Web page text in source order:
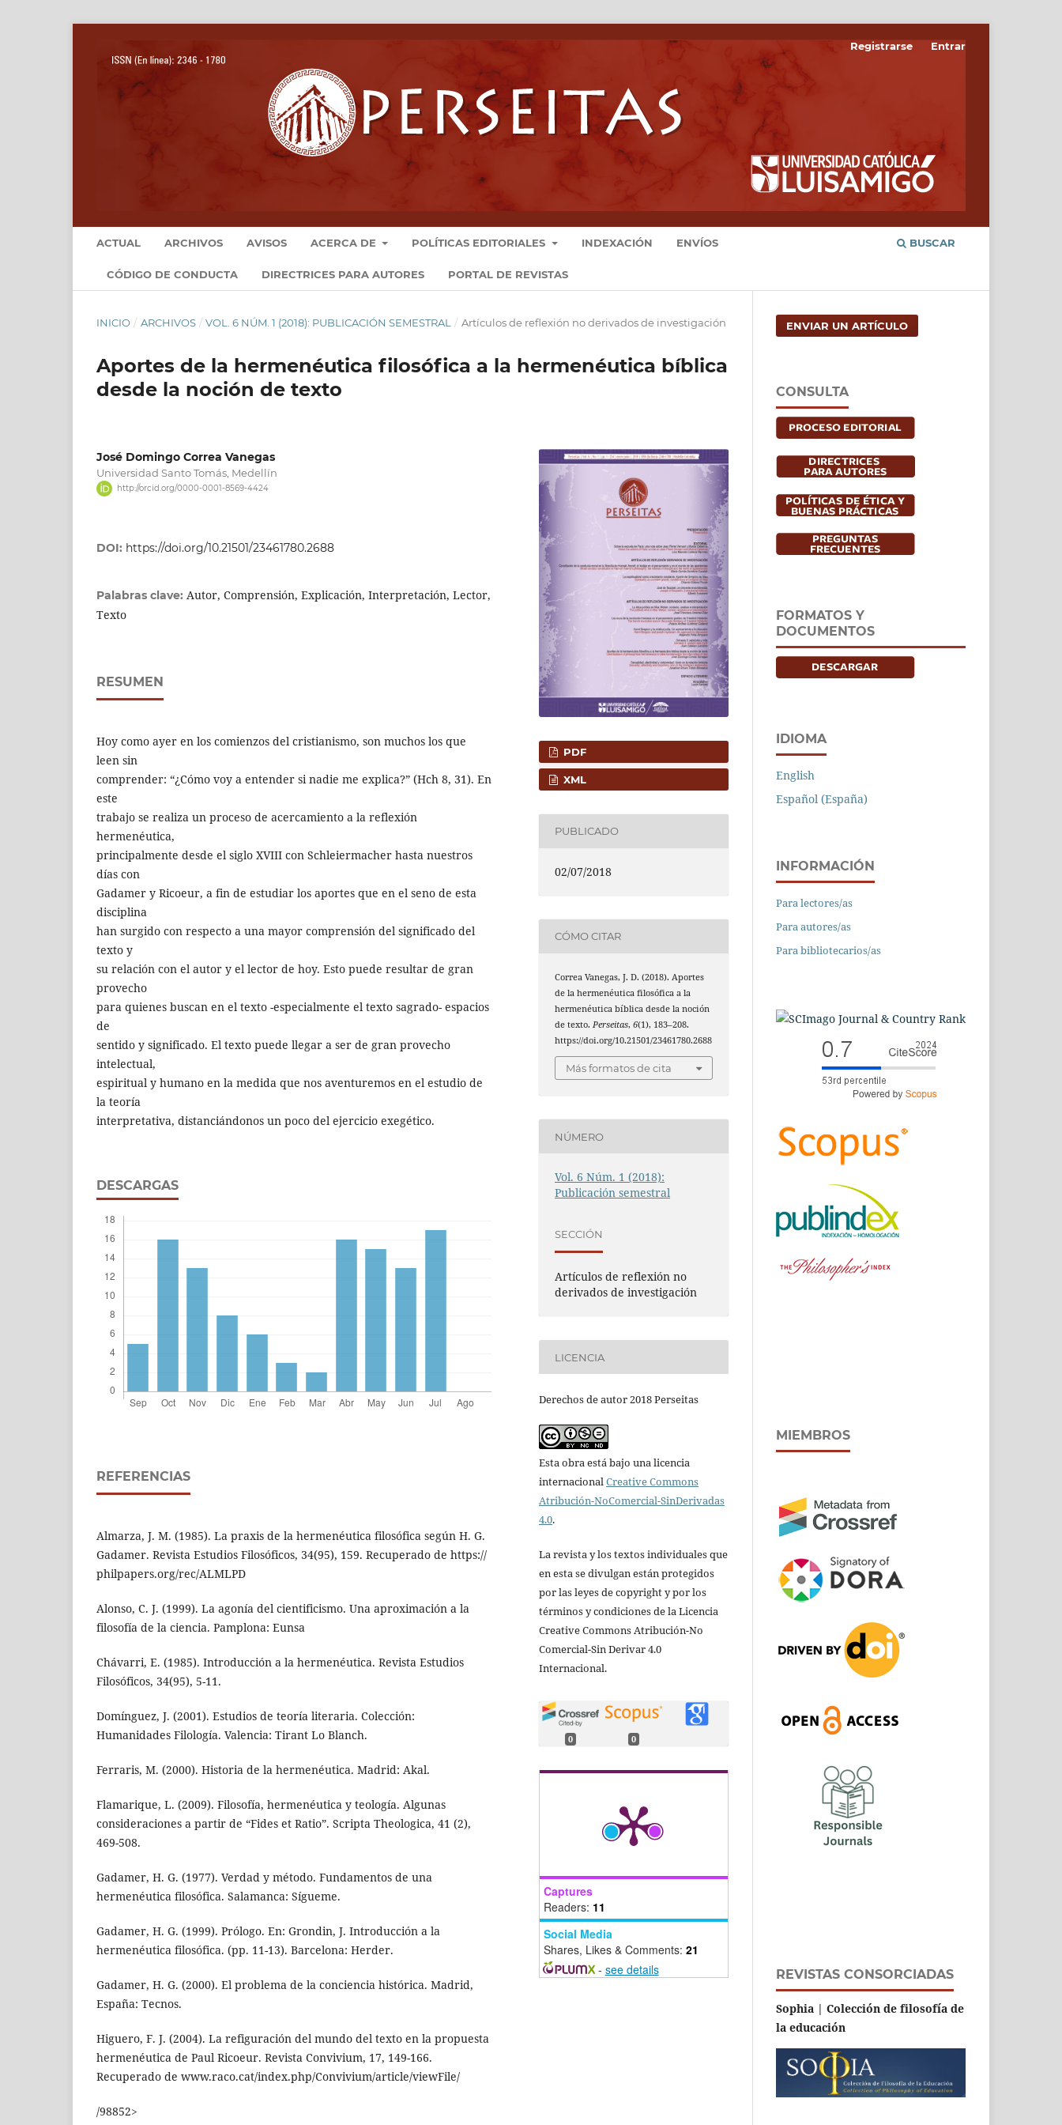
ACTUAL ARCHIVOS AVISOS ACERCA DE POLÍTICAS EDITORIALES INDEXACIÓN ENVÍOS
CÓDIGO DE CONDUCTA DIRECTRICES PARA AUTORES PORTAL DE REVISTAS
BUSCAR
Registrarse Entrar
INICIO / ARCHIVOS / VOL. 6 NÚM. 1 (2018): PUBLICACIÓN SEMESTRAL / Artículos de reflexión no derivados de investigación
Aportes de la hermenéutica filosófica a la hermenéutica bíblica
desde la noción de texto
José Domingo Correa Vanegas
Universidad Santo Tomás, Medellín
http://orcid.org/0000-0001-8569-4424
DOI: https://doi.org/10.21501/23461780.2688
Palabras clave: Autor, Comprensión, Explicación, Interpretación, Lector,
Texto
RESUMEN
Hoy como ayer en los comienzos del cristianismo, son muchos los que
leen sin
comprender: “¿Cómo voy a entender si nadie me explica?” (Hch 8, 31). En
este
trabajo se realiza un proceso de acercamiento a la reflexión
hermenéutica,
principalmente desde el siglo XVIII con Schleiermacher hasta nuestros
días con
Gadamer y Ricoeur, a fin de estudiar los aportes que en el seno de esta
disciplina
han surgido con respecto a una mayor comprensión del significado del
texto y
su relación con el autor y el lector de hoy. Esto puede resultar de gran
provecho
para quienes buscan en el texto -especialmente el texto sagrado- espacios
de
sentido y significado. El texto puede llegar a ser de gran provecho
intelectual,
espiritual y humano en la medida que nos aventuremos en el estudio de
la teoría
interpretativa, distanciándonos un poco del ejercicio exegético.
DESCARGAS
REFERENCIAS
Almarza, J. M. (1985). La praxis de la hermenéutica filosófica según H. G.
Gadamer. Revista Estudios Filosóficos, 34(95), 159. Recuperado de https://
philpapers.org/rec/ALMLPD
Alonso, C. J. (1999). La agonía del cientificismo. Una aproximación a la
filosofía de la ciencia. Pamplona: Eunsa
Chávarri, E. (1985). Introducción a la hermenéutica. Revista Estudios
Filosóficos, 34(95), 5-11.
Domínguez, J. (2001). Estudios de teoría literaria. Colección:
Humanidades Filología. Valencia: Tirant Lo Blanch.
Ferraris, M. (2000). Historia de la hermenéutica. Madrid: Akal.
Flamarique, L. (2009). Filosofía, hermenéutica y teología. Algunas
consideraciones a partir de “Fides et Ratio”. Scripta Theologica, 41 (2),
469-508.
Gadamer, H. G. (1977). Verdad y método. Fundamentos de una
hermenéutica filosófica. Salamanca: Sígueme.
Gadamer, H. G. (1999). Prólogo. En: Grondin, J. Introducción a la
hermenéutica filosófica. (pp. 11-13). Barcelona: Herder.
Gadamer, H. G. (2000). El problema de la conciencia histórica. Madrid,
España: Tecnos.
Higuero, F. J. (2004). La refiguración del mundo del texto en la propuesta
hermenéutica de Paul Ricoeur. Revista Convivium, 17, 149-166.
Recuperado de www.raco.cat/index.php/Convivium/article/viewFile/
/98852>
PDF
XML
PUBLICADO
02/07/2018
CÓMO CITAR
Correa Vanegas, J. D. (2018). Aportes
de la hermenéutica filosófica a la
hermenéutica bíblica desde la noción
de texto. Perseitas,6(1), 183–208.
https://doi.org/10.21501/23461780.2688
Más formatos de cita
NÚMERO
Vol. 6 Núm. 1 (2018):
Publicación semestral
SECCIÓN
Artículos de reflexión no
derivados de investigación
LICENCIA
Derechos de autor 2018 Perseitas
Esta obra está bajo una licencia
internacionalCreative Commons
Atribución-NoComercial-SinDerivadas
4.0.
La revista y los textos individuales que
en esta se divulgan están protegidos
por las leyes de copyright y por los
términos y condiciones de la Licencia
Creative Commons Atribución-No
Comercial-Sin Derivar 4.0
Internacional.
0 0
Captures
Readers: 11
Social Media
Shares, Likes & Comments: 21
- see details
ENVIAR UN ARTÍCULO
CONSULTA
FORMATOS Y
DOCUMENTOS
IDIOMA
English
Español (España)
INFORMACIÓN
Para lectores/as
Para autores/as
Para bibliotecarios/as
MIEMBROS
REVISTAS CONSORCIADAS
Sophia | Colección de filosofía de
la educación